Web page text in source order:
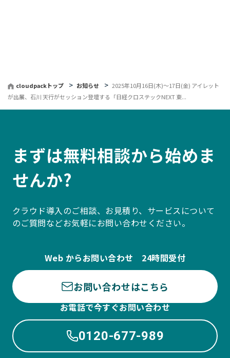
cloudpackトップ お知らせ
2025年10月16日(木)〜17日(金) アイレット
が出展、石川 天行がセッション登壇する「日経クロステックNEXT 東...
まずは無料相談から始めま
せんか?
クラウド導入のご相談、お見積り、サービスについて
のご質問などお気軽にお問い合わせください。
Web からお問い合わせ 24時間受付
お問い合わせはこちら
お電話で今すぐお問い合わせ
0120-677-989